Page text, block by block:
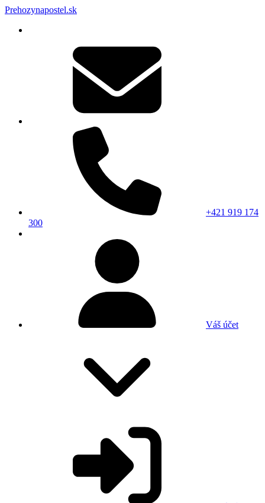
Prehozynapostel.sk
+421 919 174
300
Váš účet